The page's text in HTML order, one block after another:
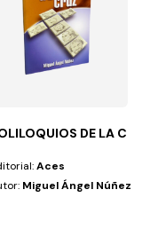
DE LA CRUZ
Aces
Miguel Ángel Núñez